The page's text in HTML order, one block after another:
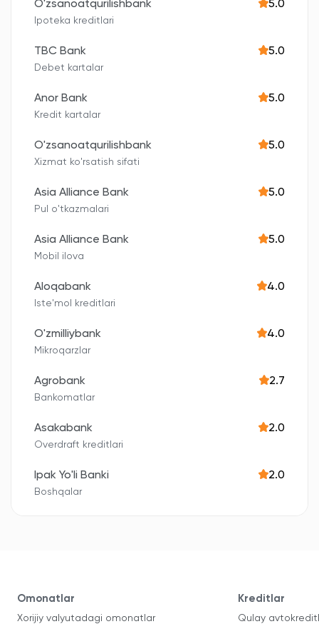
O'zsanoatqurilishbank 5.0
Ipoteka kreditlari
TBC Bank 5.0
Debet kartalar
Anor Bank 5.0
Kredit kartalar
O'zsanoatqurilishbank 5.0
Xizmat ko'rsatish sifati
Asia Alliance Bank 5.0
Pul o'tkazmalari
Asia Alliance Bank 5.0
Mobil ilova
Aloqabank 4.0
Iste'mol kreditlari
O'zmilliybank 4.0
Mikroqarzlar
Agrobank 2.7
Bankomatlar
Asakabank 2.0
Overdraft kreditlari
Ipak Yo'li Banki 2.0
Boshqalar
Omonatlar
Xorijiy valyutadagi omonatlar
Kreditlar
Qulay